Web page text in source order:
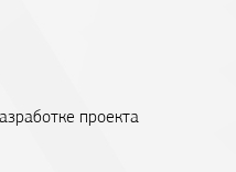
проекта